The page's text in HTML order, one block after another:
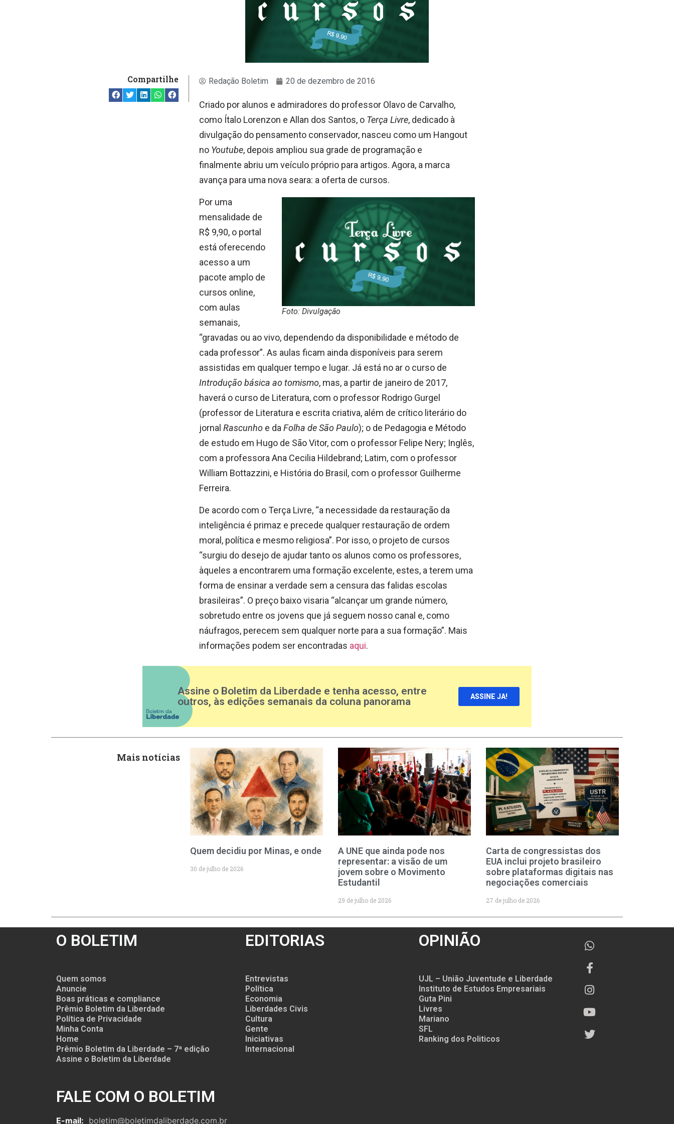
Compartilhe Redação Boletim 20 de dezembro de 2016
Criado por alunos e admiradores do professor Olavo de Carvalho,
como Ítalo Lorenzon e Allan dos Santos, o Terça Livre, dedicado à
divulgação do pensamento conservador, nasceu como um Hangout
no Youtube, depois ampliou sua grade de programação e
finalmente abriu um veículo próprio para artigos. Agora, a marca
avança para uma nova seara: a oferta de cursos.
Foto: Divulgação
Por uma
mensalidade de
R$ 9,90, o portal
está oferecendo
acesso a um
pacote amplo de
cursos online,
com aulas
semanais,
“gravadas ou ao vivo, dependendo da disponibilidade e método de
cada professor”. As aulas ficam ainda disponíveis para serem
assistidas em qualquer tempo e lugar. Já está no ar o curso de
Introdução básica ao tomismo, mas, a partir de janeiro de 2017,
haverá o curso de Literatura, com o professor Rodrigo Gurgel
(professor de Literatura e escrita criativa, além de crítico literário do
jornal Rascunho e da Folha de São Paulo); o de Pedagogia e Método
de estudo em Hugo de São Vitor, com o professor Felipe Nery; Inglês,
com a professora Ana Cecilia Hildebrand; Latim, com o professor
William Bottazzini, e História do Brasil, com o professor Guilherme
Ferreira.
De acordo com o Terça Livre, “a necessidade da restauração da
inteligência é primaz e precede qualquer restauração de ordem
moral, política e mesmo religiosa”. Por isso, o projeto de cursos
“surgiu do desejo de ajudar tanto os alunos como os professores,
àqueles a encontrarem uma formação excelente, estes, a terem uma
forma de ensinar a verdade sem a censura das falidas escolas
brasileiras”. O preço baixo visaria “alcançar um grande número,
sobretudo entre os jovens que já seguem nosso canal e, como
náufragos, perecem sem qualquer norte para a sua formação”. Mais
informações podem ser encontradas aqui.
Assine o Boletim da Liberdade e tenha acesso, entre
outros, às edições semanais da coluna panorama
ASSINE JA!
Mais notícias
Quem decidiu por Minas, e onde
30 de julho de 2026
A UNE que ainda pode nos
representar: a visão de um
jovem sobre o Movimento
Estudantil
29 de julho de 2026
Carta de congressistas dos
EUA inclui projeto brasileiro
sobre plataformas digitais nas
negociações comerciais
27 de julho de 2026
O BOLETIM
Quem somos
Anuncie
Boas práticas e compliance
Prêmio Boletim da Liberdade
Política de Privacidade
Minha Conta
Home
Prêmio Boletim da Liberdade – 7ª edição
Assine o Boletim da Liberdade
FALE COM O BOLETIM
E-mail: boletim@boletimdaliberdade.com.br
EDITORIAS
Entrevistas
Política
Economia
Liberdades Civis
Cultura
Gente
Iniciativas
Internacional
OPINIÃO
UJL – União Juventude e Liberdade
Instituto de Estudos Empresariais
Guta Pini
Livres
Mariano
SFL
Ranking dos Politicos